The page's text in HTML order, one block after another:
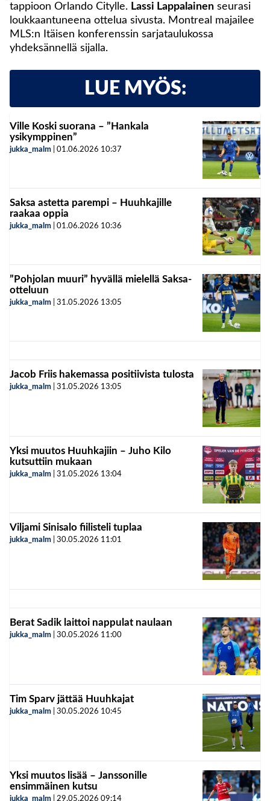
tappioon Orlando Citylle. Lassi Lappalainen seurasi
loukkaantuneena ottelua sivusta. Montreal majailee
MLS:n Itäisen konferenssin sarjataulukossa
yhdeksännellä sijalla.
LUE MYÖS:
Ville Koski suorana – ”Hankala
ysikymppinen”
jukka_malm 01.06.2026 10:37
Saksa astetta parempi – Huuhkajille
raakaa oppia
jukka_malm 01.06.2026 10:36
”Pohjolan muuri” hyvällä mielellä Saksa-
otteluun
jukka_malm 31.05.2026 13:05
Jacob Friis hakemassa positiivista tulosta
jukka_malm 31.05.2026 13:05
Yksi muutos Huuhkajiin – Juho Kilo
kutsuttiin mukaan
jukka_malm 31.05.2026 13:04
Viljami Sinisalo fiilisteli tuplaa
jukka_malm 30.05.2026 11:01
Berat Sadik laittoi nappulat naulaan
jukka_malm 30.05.2026 11:00
Tim Sparv jättää Huuhkajat
jukka_malm 30.05.2026 10:45
Yksi muutos lisää – Janssonille
ensimmäinen kutsu
jukka_malm 29.05.2026 09:14